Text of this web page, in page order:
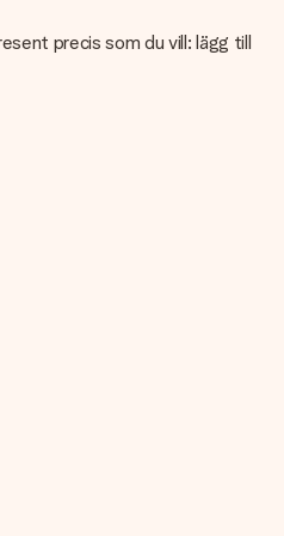
precis som du vill: lägg till
kundtjänst och bifoga ditt
dig gärna att göra den
vet exakt vem hen ska tacka